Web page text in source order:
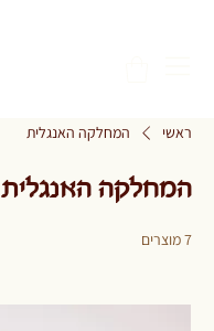
ראשי המחלקה האנגלית
המחלקה האנגלית
7 מוצרים